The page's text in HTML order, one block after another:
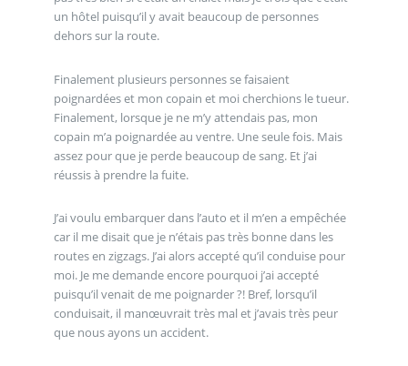
un hôtel puisqu’il y avait beaucoup de personnes
dehors sur la route.
Finalement plusieurs personnes se faisaient
poignardées et mon copain et moi cherchions le tueur.
Finalement, lorsque je ne m’y attendais pas, mon
copain m’a poignardée au ventre. Une seule fois. Mais
assez pour que je perde beaucoup de sang. Et j’ai
réussis à prendre la fuite.
J’ai voulu embarquer dans l’auto et il m’en a empêchée
car il me disait que je n’étais pas très bonne dans les
routes en zigzags. J’ai alors accepté qu’il conduise pour
moi. Je me demande encore pourquoi j’ai accepté
puisqu’il venait de me poignarder ?! Bref, lorsqu’il
conduisait, il manœuvrait très mal et j’avais très peur
que nous ayons un accident.